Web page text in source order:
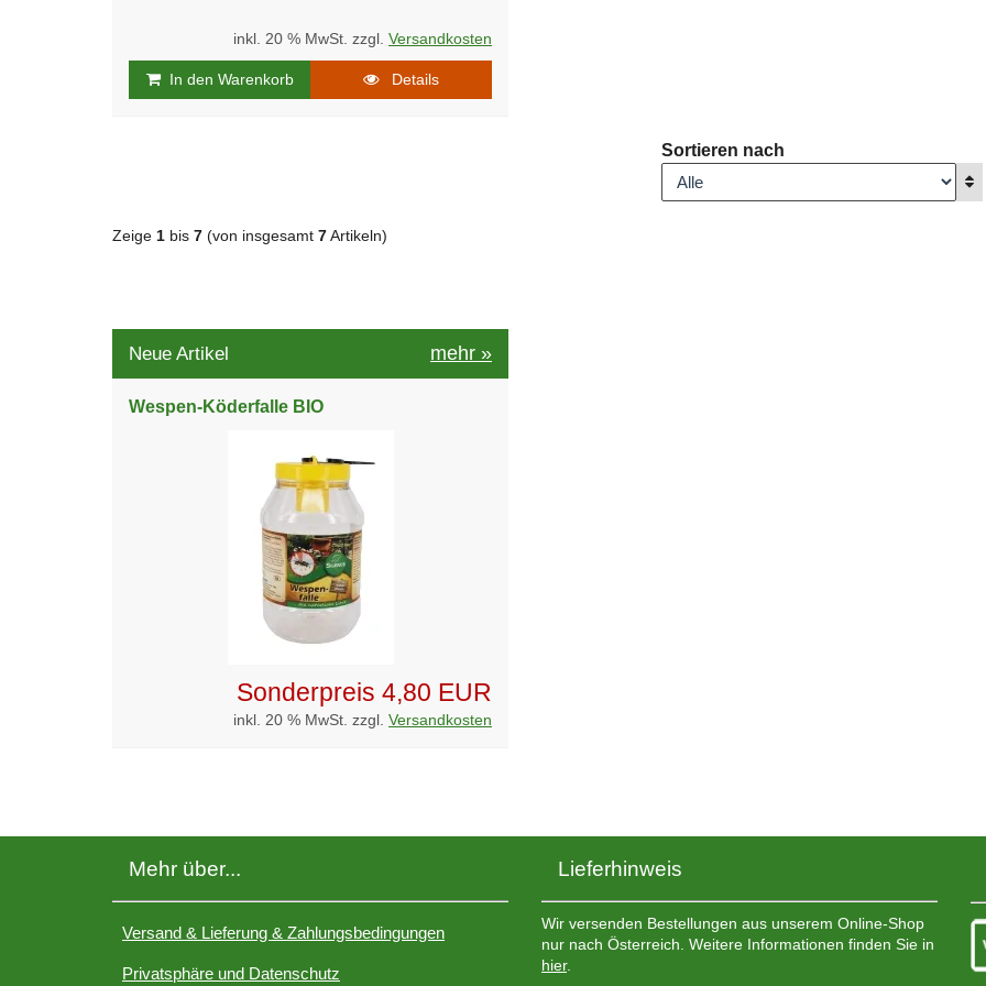
inkl. 20 % MwSt. zzgl. Versandkosten
In den Warenkorb Details
Sortieren nach
Zeige 1 bis 7 (von insgesamt 7 Artikeln)
Neue Artikel mehr »
Wespen-Köderfalle BIO
Sonderpreis 4,80 EUR
inkl. 20 % MwSt. zzgl. Versandkosten
Mehr über...
Versand & Lieferung & Zahlungsbedingungen
Privatsphäre und Datenschutz
Lieferhinweis
Wir versenden Bestellungen aus unserem Online-Shop
nur nach Österreich. Weitere Informationen finden Sie in
hier.